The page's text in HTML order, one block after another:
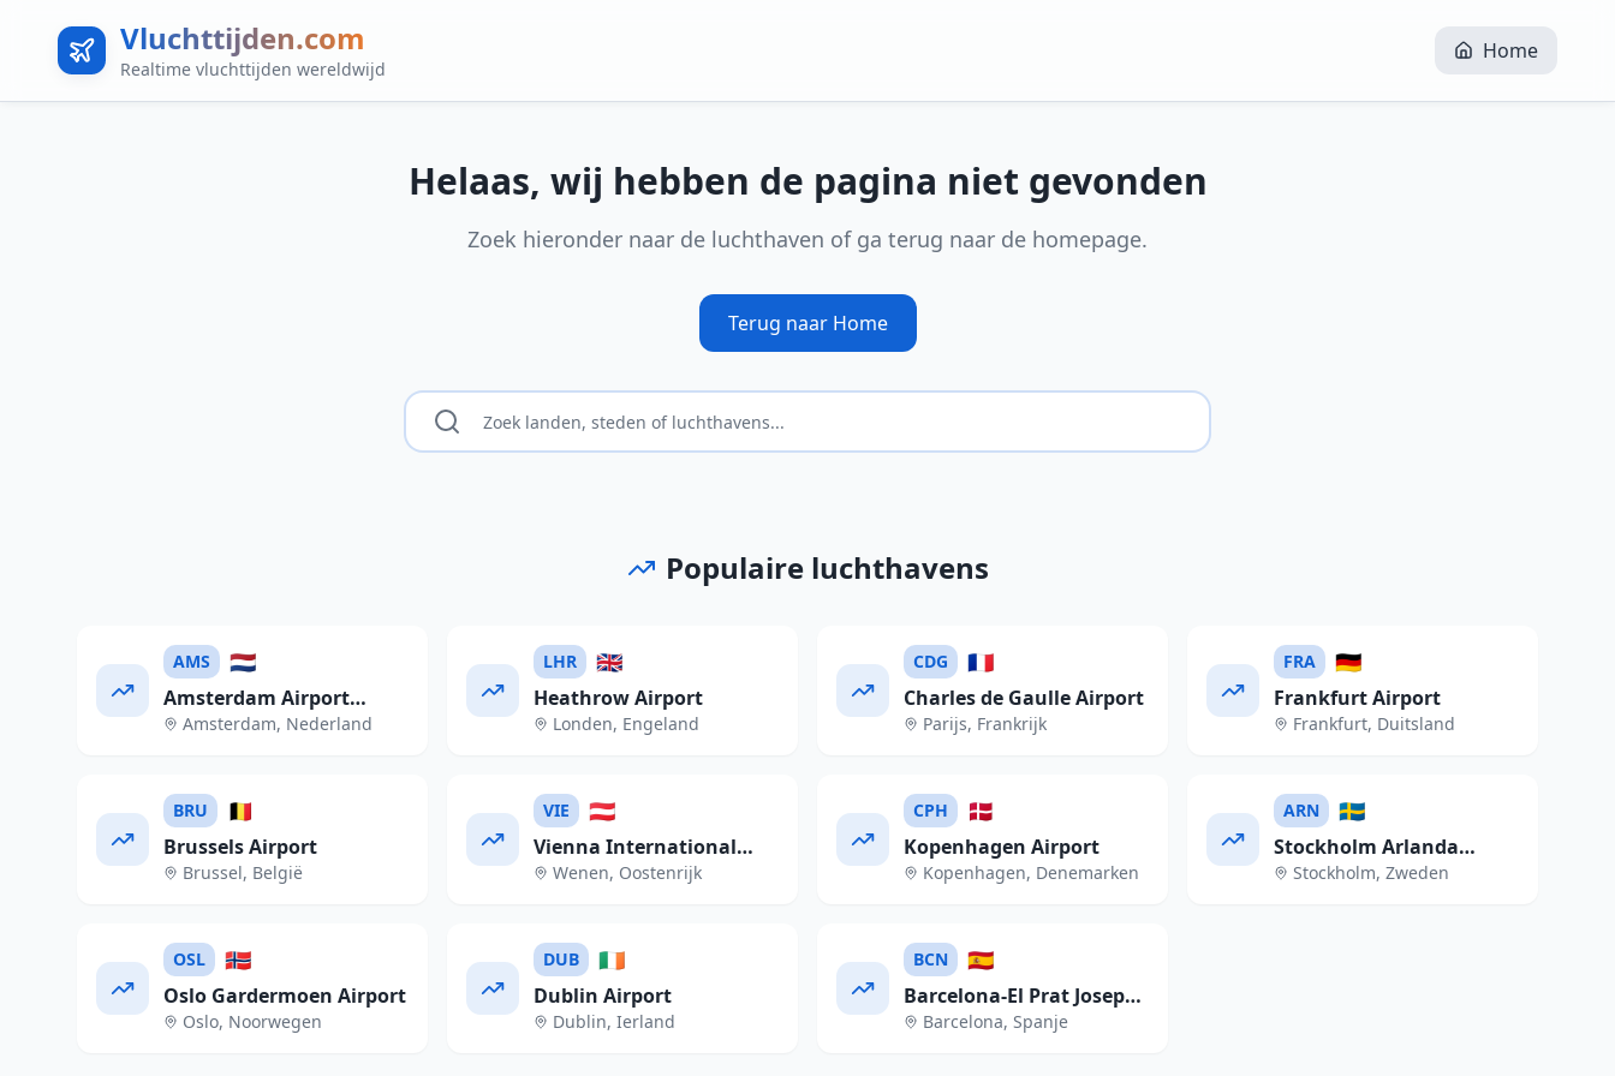
Vluchttijden.com
Realtime vluchttijden wereldwijd
Home
Helaas, wij hebben de pagina niet gevonden
Zoek hieronder naar de luchthaven of ga terug naar de homepage.
Terug naar Home
Populaire luchthavens
AMS 🇳🇱
Amsterdam Airport
Schiphol
Amsterdam, Nederland
LHR 🇬🇧
Heathrow Airport
Londen, Engeland
CDG 🇫🇷
Charles de Gaulle Airport
Parijs, Frankrijk
FRA 🇩🇪
Frankfurt Airport
Frankfurt, Duitsland
BRU 🇧🇪
Brussels Airport
Brussel, België
VIE 🇦🇹
Vienna International
Airport
Wenen, Oostenrijk
CPH 🇩🇰
Kopenhagen Airport
Kopenhagen, Denemarken
ARN 🇸🇪
Stockholm Arlanda
Airport
Stockholm, Zweden
OSL 🇳🇴
Oslo Gardermoen Airport
Oslo, Noorwegen
DUB 🇮🇪
Dublin Airport
Dublin, Ierland
BCN 🇪🇸
Barcelona-El Prat Josep
Tarradellas Airport
Barcelona, Spanje